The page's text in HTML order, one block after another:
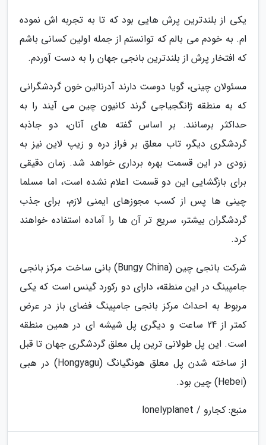
یکی از بلندترین پرش هایی بود که تا به تجربه اش نموده
ام. به خودم می بالم که توانستم از جمله اولین کسانی باشم
که افتخار پرش از بلندترین بانجی جهان را به دست آوردم.
مسئولان چینی، گویا دوست دارند آدرنالین خون گردشگرانی
که به منطقه ژانگجیاجی گرند کانیون چین می آیند را به
حداکثر برسانند. بر اساس گفته های آنان، دو جاذبه
گردشگری دیگر، تاب معلق بر فراز دره و زیپ لاین نیز به
زودی در این قسمت بهره برداری خواهد شد. زمان دقیقی
برای بازگشایی این دو قسمت اعلام نشده است، اما مسلما
چینی ها پس از کسب مجوزهای ایمنی لازم، برای جذب
گردشگران بیشتر، سریع تر آن ها را آماده استفاده خواهند
کرد.
شرکت بانجی چین (Bungy China) بانی ساخت مرکز بانجی
جامپینگ در این منطقه، دارای دو رکورد گینس است که یکی
مربوط به احداث مرکز بانجی جامپینگ فضای باز در عرض
کمتر از 24 ساعت و دیگری پل شیشه ای در همین منطقه
است. این پل طولانی ترین پل معلق گردشگری جهان تا قبل
از ساخته شدن پل معلق هونگیانگ (Hongyagu) در هبی
(Hebei) چین بود.
منبع: کجارو / lonelyplanet